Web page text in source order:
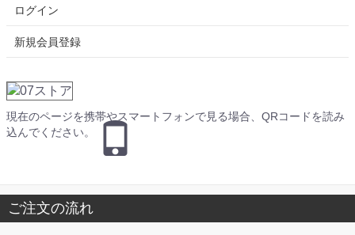
ログイン
新規会員登録
現在のページを携帯やスマートフォンで見る場合、QRコードを読み
込んでください。
ご注文の流れ